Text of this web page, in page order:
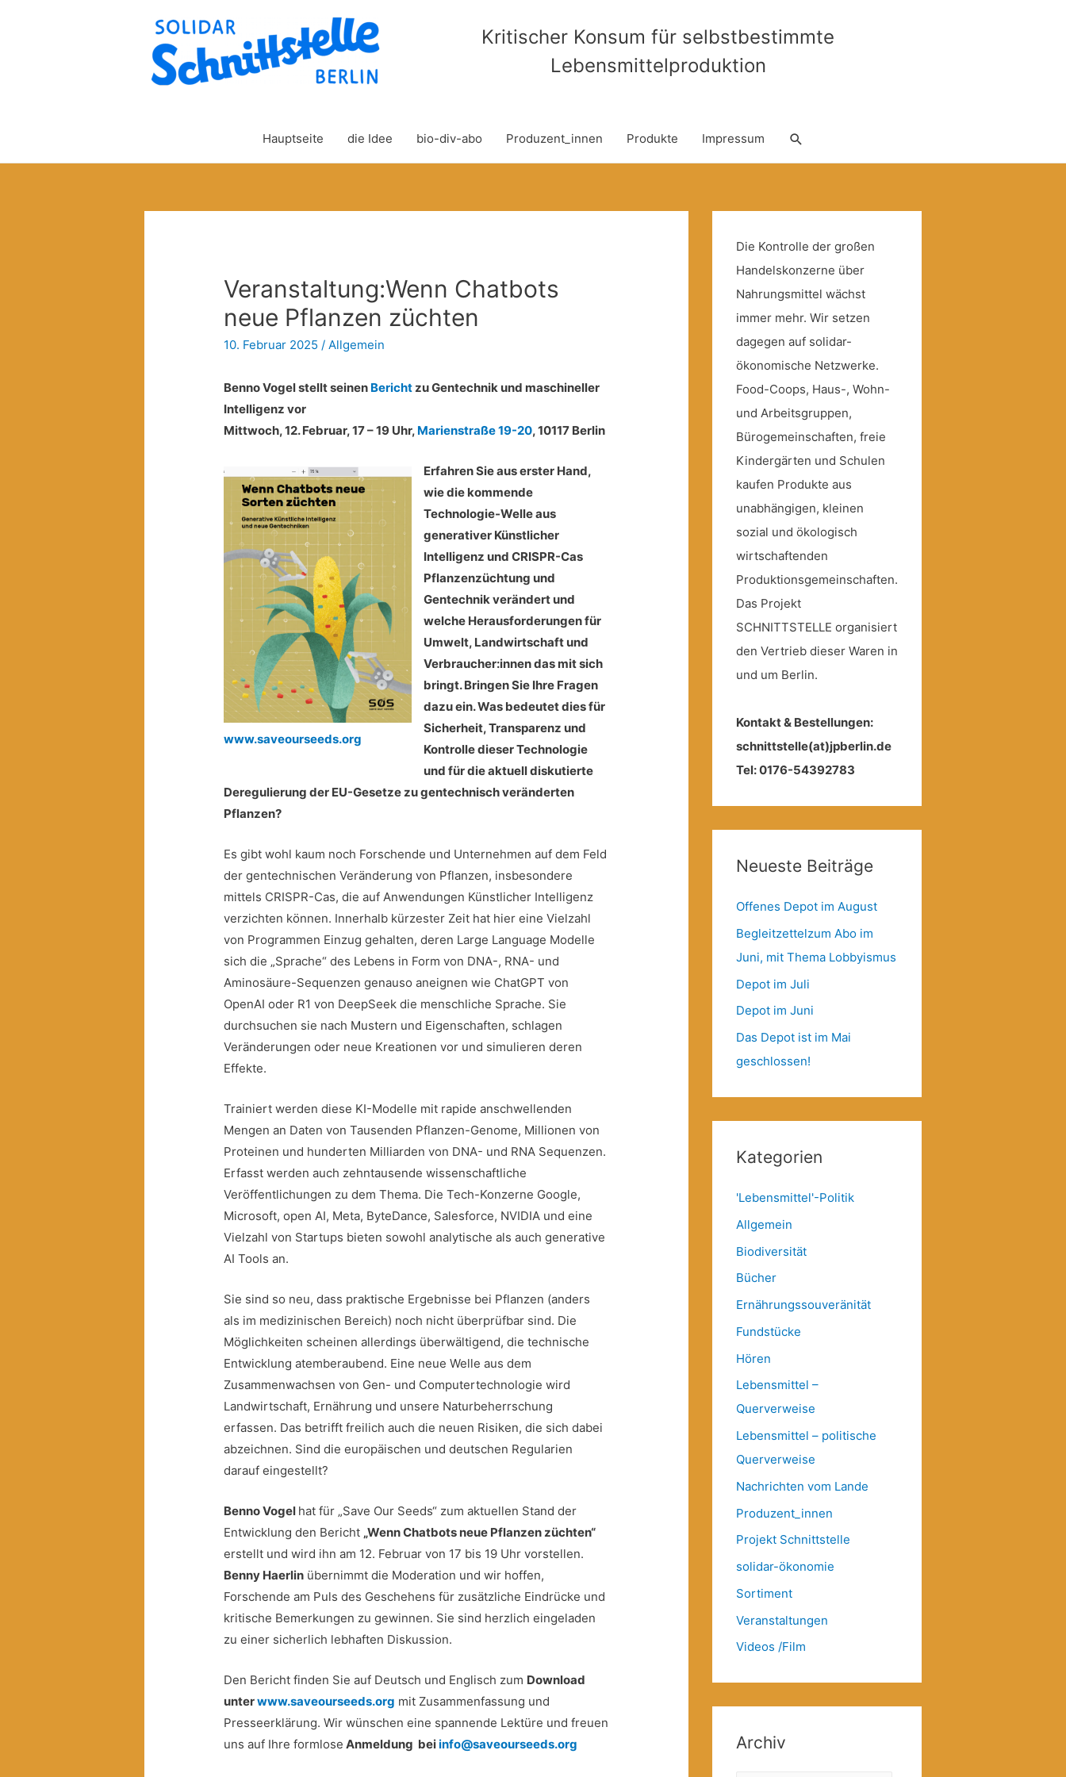
Kritischer Konsum für selbstbestimmte
Lebensmittelproduktion
Hauptseite die Idee bio-div-abo Produzent_innen Produkte Impressum Suche
Veranstaltung:Wenn Chatbots
neue Pflanzen züchten
10. Februar 2025 /Allgemein
Benno Vogel stellt seinen Berichtzu Gentechnik und maschineller
Intelligenz vor
Mittwoch, 12. Februar, 17 – 19 Uhr, Marienstraße 19-20, 10117 Berlin
www.saveourseeds.org
Erfahren Sie aus erster Hand,
wie die kommende
Technologie-Welle aus
generativer Künstlicher
Intelligenz und CRISPR-Cas
Pflanzenzüchtung und
Gentechnik verändert und
welche Herausforderungen für
Umwelt, Landwirtschaft und
Verbraucher:innen das mit sich
bringt. Bringen Sie Ihre Fragen
dazu ein. Was bedeutet dies für
Sicherheit, Transparenz und
Kontrolle dieser Technologie
und für die aktuell diskutierte
Deregulierung der EU-Gesetze zu gentechnisch veränderten
Pflanzen?
Es gibt wohl kaum noch Forschende und Unternehmen auf dem Feld
der gentechnischen Veränderung von Pflanzen, insbesondere
mittels CRISPR-Cas, die auf Anwendungen Künstlicher Intelligenz
verzichten können. Innerhalb kürzester Zeit hat hier eine Vielzahl
von Programmen Einzug gehalten, deren Large Language Modelle
sich die „Sprache“ des Lebens in Form von DNA-, RNA- und
Aminosäure-Sequenzen genauso aneignen wie ChatGPT von
OpenAI oder R1 von DeepSeek die menschliche Sprache. Sie
durchsuchen sie nach Mustern und Eigenschaften, schlagen
Veränderungen oder neue Kreationen vor und simulieren deren
Effekte.
Trainiert werden diese KI-Modelle mit rapide anschwellenden
Mengen an Daten von Tausenden Pflanzen-Genome, Millionen von
Proteinen und hunderten Milliarden von DNA- und RNA Sequenzen.
Erfasst werden auch zehntausende wissenschaftliche
Veröffentlichungen zu dem Thema. Die Tech-Konzerne Google,
Microsoft, open AI, Meta, ByteDance, Salesforce, NVIDIA und eine
Vielzahl von Startups bieten sowohl analytische als auch generative
AI Tools an.
Sie sind so neu, dass praktische Ergebnisse bei Pflanzen (anders
als im medizinischen Bereich) noch nicht überprüfbar sind. Die
Möglichkeiten scheinen allerdings überwältigend, die technische
Entwicklung atemberaubend. Eine neue Welle aus dem
Zusammenwachsen von Gen- und Computertechnologie wird
Landwirtschaft, Ernährung und unsere Naturbeherrschung
erfassen. Das betrifft freilich auch die neuen Risiken, die sich dabei
abzeichnen. Sind die europäischen und deutschen Regularien
darauf eingestellt?
Benno Vogel hat für „Save Our Seeds“ zum aktuellen Stand der
Entwicklung den Bericht „Wenn Chatbots neue Pflanzen züchten“
erstellt und wird ihn am 12. Februar von 17 bis 19 Uhr vorstellen.
Benny Haerlin übernimmt die Moderation und wir hoffen,
Forschende am Puls des Geschehens für zusätzliche Eindrücke und
kritische Bemerkungen zu gewinnen. Sie sind herzlich eingeladen
zu einer sicherlich lebhaften Diskussion.
Den Bericht finden Sie auf Deutsch und Englisch zum Download
unterwww.saveourseeds.org mit Zusammenfassung und
Presseerklärung. Wir wünschen eine spannende Lektüre und freuen
uns auf Ihre formlose Anmeldung beiinfo@saveourseeds.org
Die Kontrolle der großen
Handelskonzerne über
Nahrungsmittel wächst
immer mehr. Wir setzen
dagegen auf solidar-
ökonomische Netzwerke.
Food-Coops, Haus-, Wohn-
und Arbeitsgruppen,
Bürogemeinschaften, freie
Kindergärten und Schulen
kaufen Produkte aus
unabhängigen, kleinen
sozial und ökologisch
wirtschaftenden
Produktionsgemeinschaften.
Das Projekt
SCHNITTSTELLE organisiert
den Vertrieb dieser Waren in
und um Berlin.
Kontakt & Bestellungen:
schnittstelle(at)jpberlin.de
Tel: 0176-54392783
Neueste Beiträge
Offenes Depot im August
Begleitzettelzum Abo im
Juni, mit Thema Lobbyismus
Depot im Juli
Depot im Juni
Das Depot ist im Mai
geschlossen!
Kategorien
'Lebensmittel'-Politik
Allgemein
Biodiversität
Bücher
Ernährungssouveränität
Fundstücke
Hören
Lebensmittel –
Querverweise
Lebensmittel – politische
Querverweise
Nachrichten vom Lande
Produzent_innen
Projekt Schnittstelle
solidar-ökonomie
Sortiment
Veranstaltungen
Videos /Film
Archiv